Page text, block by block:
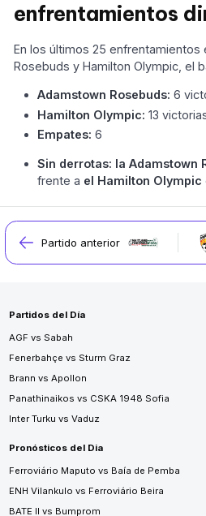
enfrentamientos
En los últimos 25 enfrentamientos
Rosebuds y Hamilton Olympic, el
Adamstown Rosebuds: 6
Hamilton Olympic: 13
Empates: 6
Sin derrotas: la Adamstown
frente a el Hamilton Olympic
Partido anterior
Partidos del Día
AGF vs Sabah
Fenerbahçe vs Sturm Graz
Brann vs Apollon
Panathinaikos vs CSKA 1948 Sofia
Inter Turku vs Vaduz
Pronósticos del Dia
Ferroviário Maputo vs Baía de Pemba
ENH Vilankulo vs Ferroviário Beira
BATE II vs Bumprom